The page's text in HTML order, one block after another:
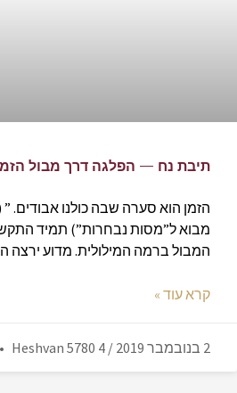
תיבת נח — הפלגה דרך מבול
הזמן הוא סערה שבה כולנו אבודים. ”
מבוא ל”מסות נבחרות”) תמיד
המבול ברמה המילולית. מדוע ירצה
קרא עוד »
2 בנובמבר 2019 / 4 Heshvan 5780